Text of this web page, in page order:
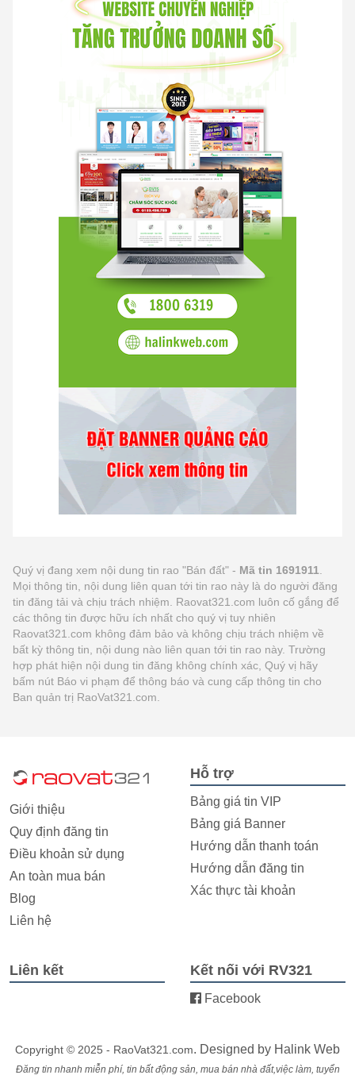
Quý vị đang xem nội dung tin rao "Bán đất" - Mã tin 1691911
Mọi thông tin, nội dung liên quan tới tin rao này là do người đăng
tin đăng tải và chịu trách nhiệm. Raovat321.com luôn cố gắng để
các thông tin được hữu ích nhất cho quý vị tuy nhiên
Raovat321.com không đảm bảo và không chịu trách nhiệm về
bất kỳ thông tin, nội dung nào liên quan tới tin rao này. Trường
hợp phát hiện nội dung tin đăng không chính xác, Quý vị hãy
bấm nút Báo vi phạm để thông báo và cung cấp thông tin cho
Ban quản trị RaoVat321.com.
Giới thiệu
Quy định đăng tin
Điều khoản sử dụng
An toàn mua bán
Blog
Liên hệ
Hỗ trợ
Bảng giá tin VIP
Bảng giá Banner
Hướng dẫn thanh toán
Hướng dẫn đăng tin
Xác thực tài khoản
Liên kết Kết nối với RV321
Facebook
Copyright © 2025 - RaoVat321.com. Designed by Halink Web
Đăng tin nhanh miễn phí, tin bất động sản, mua bán nhà đất,việc làm, tuyển